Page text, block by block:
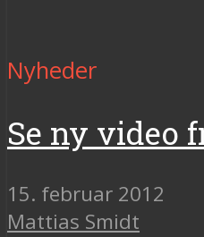
Nyheder
Se ny video
15. februar 2012
Mattias Smidt